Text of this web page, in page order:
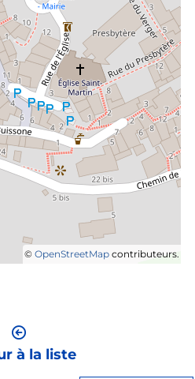
© OpenStreetMap contributeurs.
à la liste